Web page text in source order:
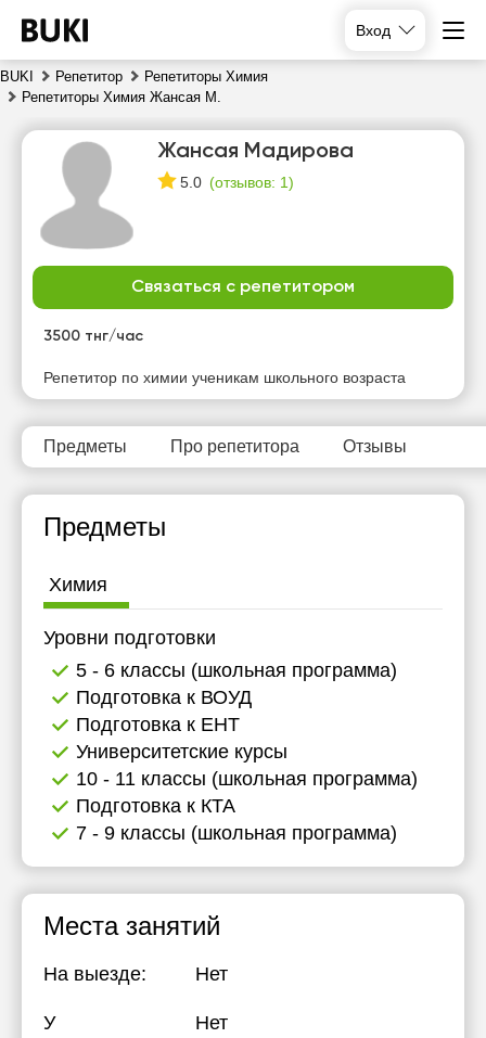
Вход
BUKI Репетитор
Репетиторы Химия
Репетиторы Химия Жансая М.
Жансая Мадирова
5.0 (отзывов: 1)
Связаться с репетитором
3500 тнг/час
Репетитор по химии ученикам школьного возраста
Предметы Про репетитора Отзывы
Предметы
Химия
Уровни подготовки
5 - 6 классы (школьная программа)
Подготовка к ВОУД
Подготовка к ЕНТ
Университетские курсы
10 - 11 классы (школьная программа)
Подготовка к КТА
7 - 9 классы (школьная программа)
Места занятий
На выезде: Нет
У
Нет
сб
вс
Нет
Нет
Нет
Нет
свободных